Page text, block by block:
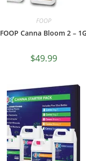
FOOP
FOOP Canna Bloom 2 – 1G
$49.99